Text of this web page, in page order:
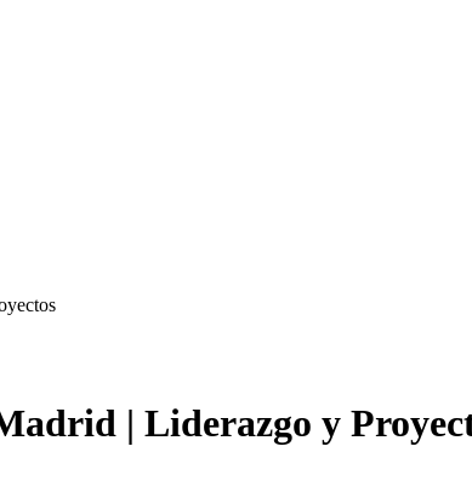
| Liderazgo y